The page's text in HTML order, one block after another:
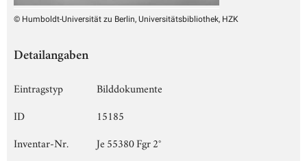
© Humboldt-Universität zu Berlin, Universitätsbibliothek, HZK
Detailangaben
Eintragstyp
Bilddokumente
ID
15185
Inventar-Nr.
Je 55380 Fgr 2°